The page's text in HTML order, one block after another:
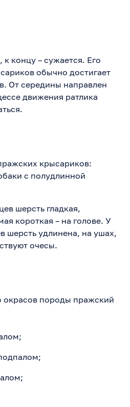
концу – сужается. Его
обычно достигает
От середины направлен
движения ратлика
крысариков:
с полудлинной
шерсть гладкая,
короткая – на голове. У
шерсть удлинена, на ушах,
очесы.
окрасов породы пражский